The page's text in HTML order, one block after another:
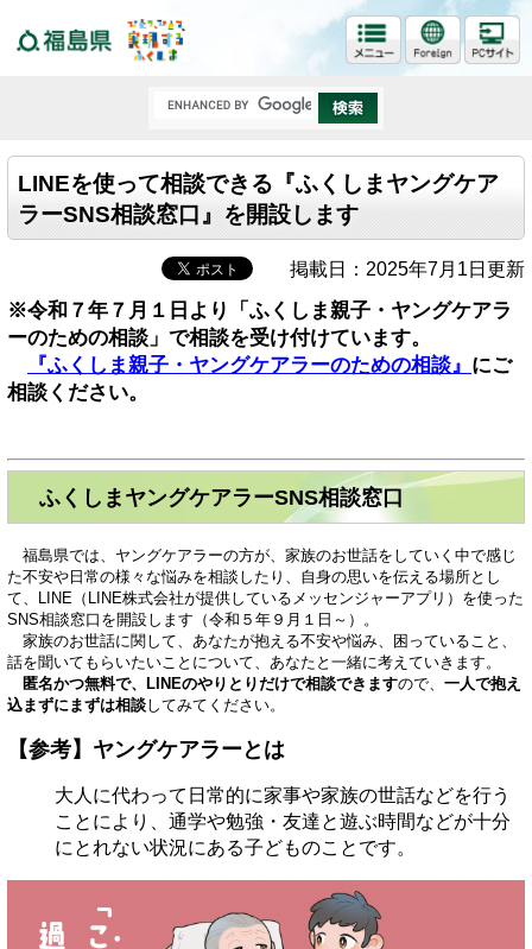
LINEを使って相談できる『ふくしまヤングケア
ラーSNS相談窓口』を開設します
掲載日：2025年7月1日更新
※令和７年７月１日より「ふくしま親子・ヤングケアラ
ーのための相談」で相談を受け付けています。
『ふくしま親子・ヤングケアラーのための相談』 にご
相談ください。
ふくしまヤングケアラーSNS相談窓口
福島県では、ヤングケアラーの方が、家族のお世話をしていく中で感じ
た不安や日常の様々な悩みを相談したり、自身の思いを伝える場所とし
て、LINE（LINE株式会社が提供しているメッセンジャーアプリ）を使った
SNS相談窓口を開設します（令和５年９月１日～）。
家族のお世話に関して、あなたが抱える不安や悩み、困っていること、
話を聞いてもらいたいことについて、あなたと一緒に考えていきます。
匿名かつ無料で、LINEのやりとりだけで相談できますので、 一人で抱え
込まずにまずは相談してみてください。
【参考】ヤングケアラーとは
大人に代わって日常的に家事や家族の世話などを行う
ことにより、通学や勉強・友達と遊ぶ時間などが十分
にとれない状況にある子どものことです。